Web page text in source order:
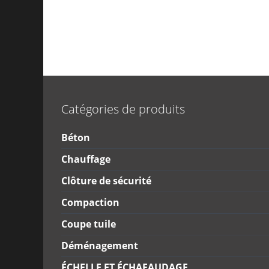
Catégories de produits
Béton
Chauffage
Clôture de sécurité
Compaction
Coupe tuile
Déménagement